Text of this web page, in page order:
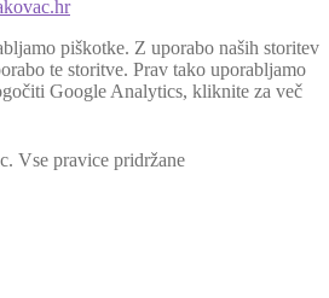
piškotke. Z uporabo naših storitev
te storitve. Prav tako uporabljamo
Google Analytics, kliknite za več
Vse pravice pridržane